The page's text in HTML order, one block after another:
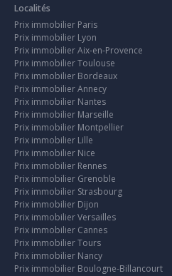
Localités
Prix immobilier Paris
Prix immobilier Lyon
Prix immobilier Aix-en-Provence
Prix immobilier Toulouse
Prix immobilier Bordeaux
Prix immobilier Annecy
Prix immobilier Nantes
Prix immobilier Marseille
Prix immobilier Montpellier
Prix immobilier Lille
Prix immobilier Nice
Prix immobilier Rennes
Prix immobilier Grenoble
Prix immobilier Strasbourg
Prix immobilier Dijon
Prix immobilier Versailles
Prix immobilier Cannes
Prix immobilier Tours
Prix immobilier Nancy
Prix immobilier Boulogne-Billancourt